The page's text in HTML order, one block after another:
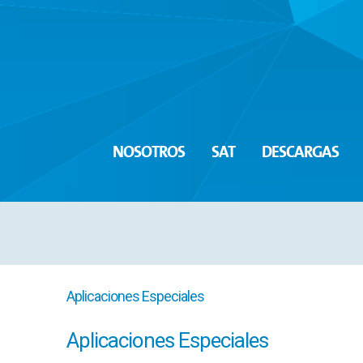
NOSOTROS SAT DESCARGAS
Aplicaciones Especiales
Aplicaciones Especiales